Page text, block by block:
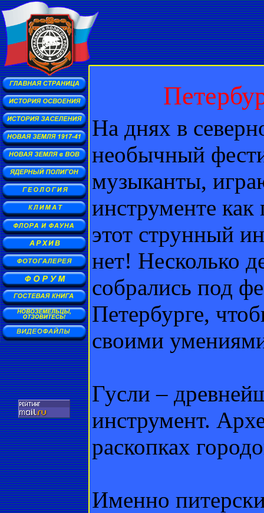
На днях в
необычный
музыканты,
инструменте
этот струнный
нет! Несколько
собрались под
Петербурге,
своими
Гусли –
инструмент.
раскопках
Именно